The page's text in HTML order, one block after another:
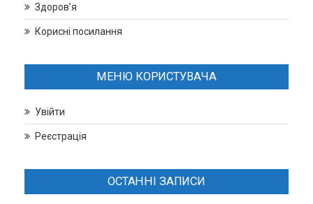
Здоров’я
Корисні посилання
МЕНЮ КОРИСТУВАЧА
Увійти
Реєстрація
ОСТАННІ ЗАПИСИ